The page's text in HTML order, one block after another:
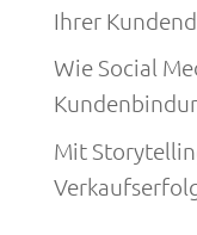
Ihrer
Wie Social
Mit